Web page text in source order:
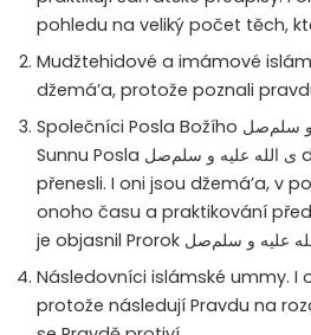
pohledu na veliký počet těch,
Mudžtehidové a imámové
džemá’a, protože poznali
Společníci Posla Božího صلسلم
Sunnu Posla صلى الله عليه و سلم
přenesli. I oni jsou džemá’a, v
onoho času a praktikování
je objasnil Prorok صلعليه و سلم
Následovníci islámské ummy. I
protože následují Pravdu na